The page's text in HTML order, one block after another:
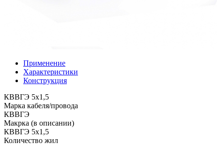
Применение
Характеристики
Конструкция
КВВГЭ 5х1,5
Марка кабеля/провода
КВВГЭ
Макрка (в описании)
КВВГЭ 5х1,5
Количество жил